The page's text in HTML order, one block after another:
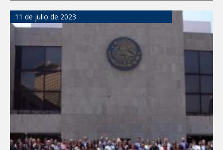
11 de julio de 2023